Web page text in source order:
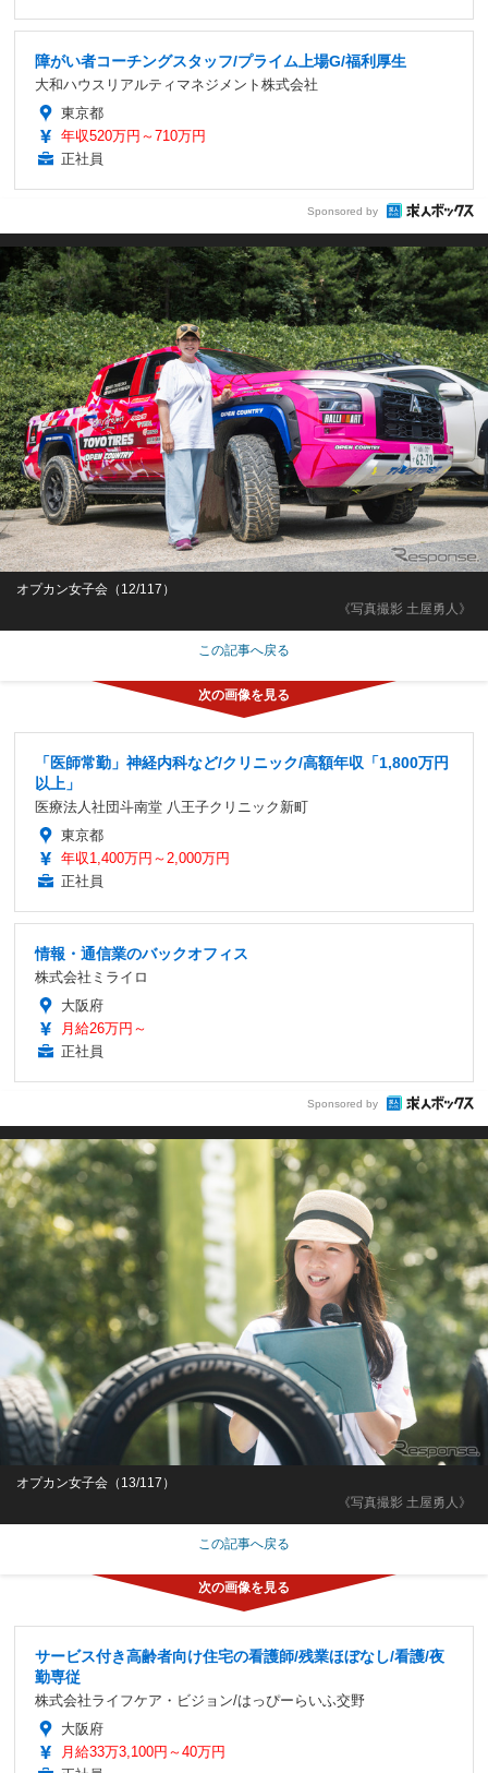
障がい者コーチングスタッフ/プライム上場G/福利厚生
大和ハウスリアルティマネジメント株式会社
東京都
年収520万円～710万円
正社員
Sponsored by
《写真撮影 土屋勇人》
オプカン女子会（12/117）
この記事へ戻る
「医師常勤」神経内科など/クリニック/高額年収「1,800万円
以上」
医療法人社団斗南堂 八王子クリニック新町
東京都
年収1,400万円～2,000万円
正社員
情報・通信業のバックオフィス
株式会社ミライロ
大阪府
月給26万円～
正社員
Sponsored by
《写真撮影 土屋勇人》
オプカン女子会（13/117）
この記事へ戻る
サービス付き高齢者向け住宅の看護師/残業ほぼなし/看護/夜
勤専従
株式会社ライフケア・ビジョン/はっぴーらいふ交野
大阪府
月給33万3,100円～40万円